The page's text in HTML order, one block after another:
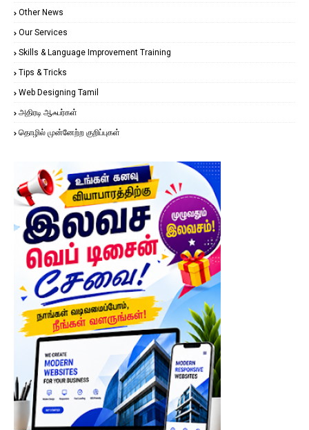
Other News
Our Services
Skills & Language Improvement Training
Tips & Tricks
Web Designing Tamil
அதிரடி ஆஃபர்கள்
தொழில் முன்னேற்ற குறிப்புகள்